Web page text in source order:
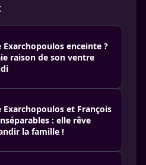
Exarchopoulos enceinte ?
raison de son ventre
Exarchopoulos et François
: elle rêve
la famille !